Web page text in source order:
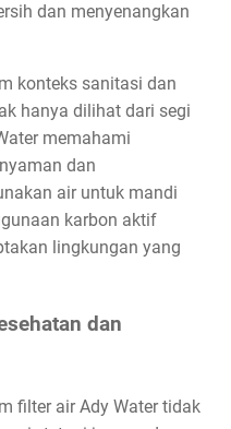
dan menyenangkan
konteks sanitasi dan
hanya dilihat dari segi
memahami
dan
air untuk mandi
karbon aktif
lingkungan yang
dan
filter air Ady Water tidak